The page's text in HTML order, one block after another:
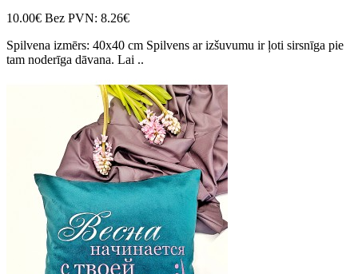
10.00€ Bez PVN: 8.26€
Spilvena izmērs: 40x40 cm Spilvens ar izšuvumu ir ļoti sirsnīga pie
tam noderīga dāvana. Lai ..